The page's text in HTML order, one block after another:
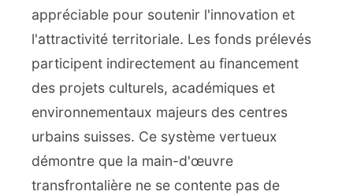
appréciable pour soutenir l'innovation et
l'attractivité territoriale. Les fonds prélevés
participent indirectement au financement
des projets culturels, académiques et
environnementaux majeurs des centres
urbains suisses. Ce système vertueux
démontre que la main-d'œuvre
transfrontalière ne se contente pas de